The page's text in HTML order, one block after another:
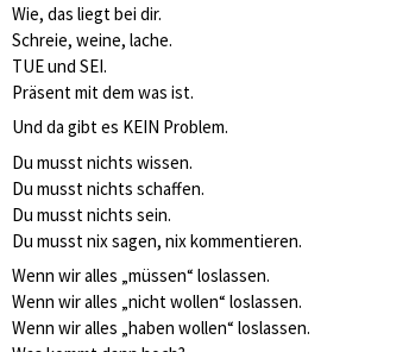
Wie, das liegt bei dir.
Schreie, weine, lache.
TUE und SEI.
Präsent mit dem was ist.
Und da gibt es KEIN Problem.
Du musst nichts wissen.
Du musst nichts schaffen.
Du musst nichts sein.
Du musst nix sagen, nix kommentieren.
Wenn wir alles „müssen“ loslassen.
Wenn wir alles „nicht wollen“ loslassen.
Wenn wir alles „haben wollen“ loslassen.